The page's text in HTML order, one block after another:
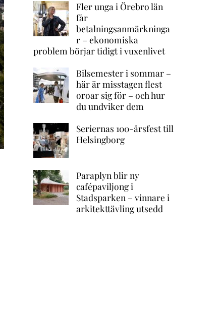
Fler unga i Örebro län
får
betalningsanmärkninga
r – ekonomiska
problem börjar tidigt i vuxenlivet
Bilsemester i sommar –
här är misstagen flest
oroar sig för – och hur
du undviker dem
Seriernas 100-årsfest till
Helsingborg
Paraplyn blir ny
cafépaviljong i
Stadsparken – vinnare i
arkitekttävling utsedd